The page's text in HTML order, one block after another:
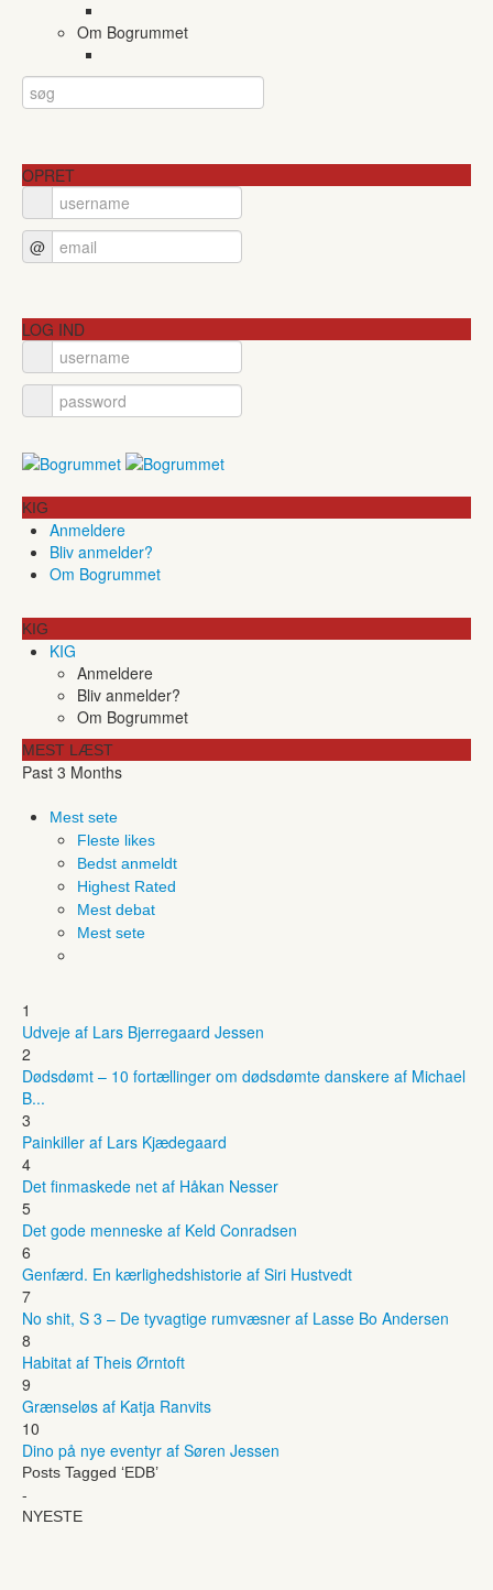
Om Bogrummet
OPRET
@
LOG IND
KIG
Anmeldere
Bliv anmelder?
Om Bogrummet
KIG
KIG
Anmeldere
Bliv anmelder?
Om Bogrummet
MEST LÆST
Past 3 Months
Mest sete
Fleste likes
Bedst anmeldt
Highest Rated
Mest debat
Mest sete
1
Udveje af Lars Bjerregaard Jessen
2
Dødsdømt – 10 fortællinger om dødsdømte danskere af Michael
B...
3
Painkiller af Lars Kjædegaard
4
Det finmaskede net af Håkan Nesser
5
Det gode menneske af Keld Conradsen
6
Genfærd. En kærlighedshistorie af Siri Hustvedt
7
No shit, S 3 – De tyvagtige rumvæsner af Lasse Bo Andersen
8
Habitat af Theis Ørntoft
9
Grænseløs af Katja Ranvits
10
Dino på nye eventyr af Søren Jessen
Posts Tagged ‘EDB’
-
NYESTE